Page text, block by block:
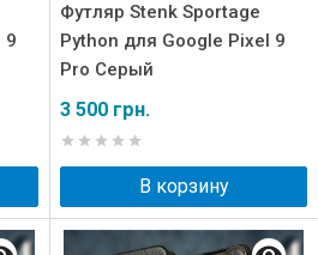
9
Футляр Stenk Sportage
Python для Google Pixel 9
Pro Серый
3 500 грн.
В корзину